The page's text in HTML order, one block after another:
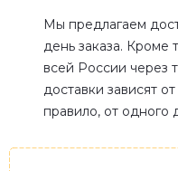
Мы предлагаем
день заказа. Кроме
всей России через
доставки зависят
правило, от одного